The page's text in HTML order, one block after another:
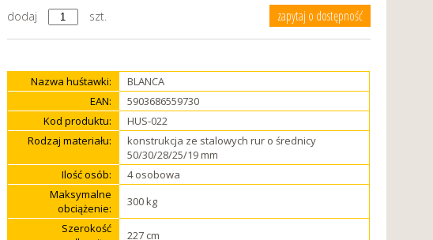
dodaj szt. zapytaj o dostępność
Nazwa huśtawki:
BLANCA
EAN:
5903686559730
Kod produktu:
HUS-022
Rodzaj materiału:
konstrukcja ze stalowych rur o średnicy
50/30/28/25/19 mm
Ilość osób:
4 osobowa
Maksymalne
obciążenie:
300 kg
Szerokość
227 cm